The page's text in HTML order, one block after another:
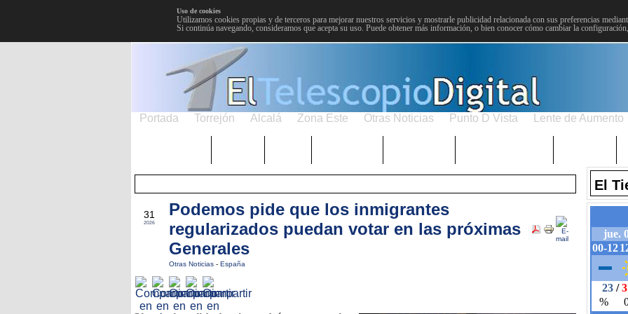
Uso de cookies
Utilizamos cookies propias y de terceros para mejorar nuestros servicios y mostrarle publicidad relacionada con sus preferencias
Si continúa navegando, consideramos que acepta su uso. Puede obtener más información, o bien conocer cómo cambiar la
Portada Torrejón Alcalá Zona Este Otras Noticias Punto D Vista Lente de Aumento
31
2026
Podemos pide que los inmigrantes
regularizados puedan votar en las próximas
Generales
Otras Noticias - España
El